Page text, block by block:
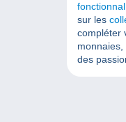
sur les
compléter
des